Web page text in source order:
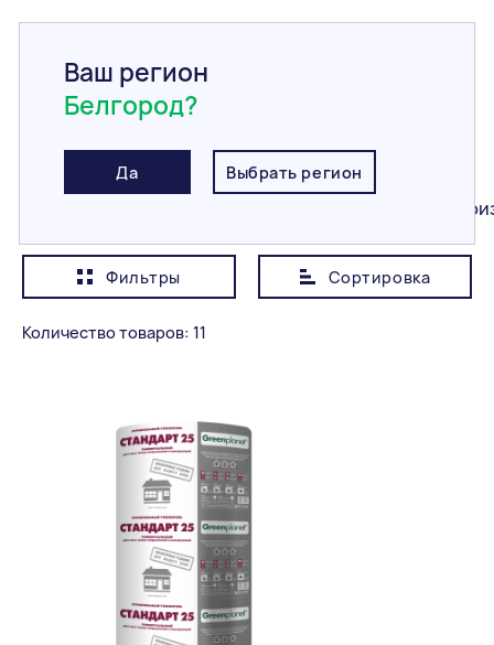
Ваш регион
Белгород?
Да Выбрать регион
Главная / Каталог / Утеплитель
Утеплитель
Жидкая
Фильтры Сортировка
Показывать сначала
Количество товаров: 11